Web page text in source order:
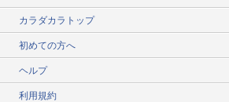
カラダカラトップ
初めての方へ
ヘルプ
利用規約